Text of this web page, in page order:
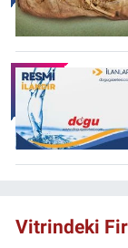
Vitrindeki